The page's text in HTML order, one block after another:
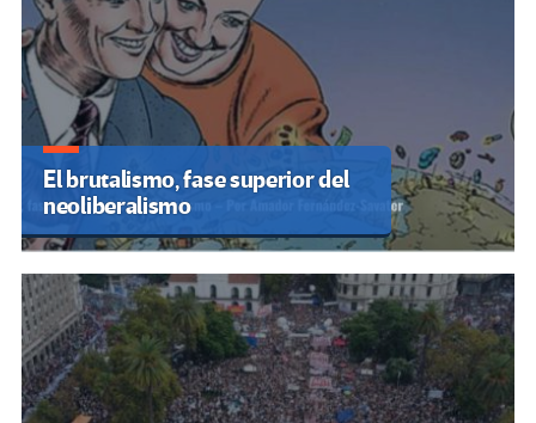
El brutalismo, fase superior del
neoliberalismo